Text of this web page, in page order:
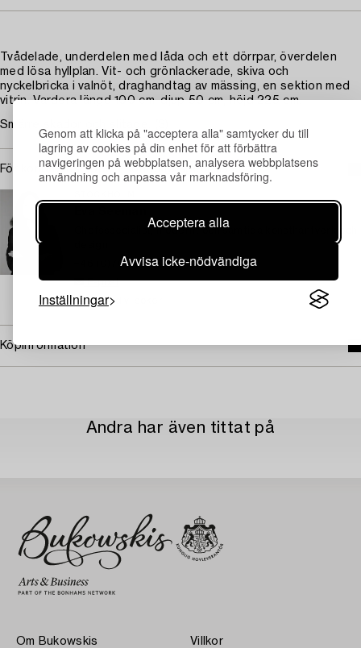
Genom att klicka på "acceptera alla" samtycker du till
lagring av cookies på din enhet för att förbättra
navigeringen på webbplatsen, analysera webbplatsens
användning och anpassa vår marknadsföring.
Acceptera alla
Avvisa icke-nödvändiga
Inställningar
Tvådelade, underdelen med låda och ett dörrpar, överdelen
med lösa hyllplan. Vit- och grönlackerade, skiva och
nyckelbricka i valnöt, draghandtag av mässing, en sektion med
vitrin. Vardera längd 100 cm, djup 50 cm, höjd 225 cm.
Smärre skador och slitage. (3)
För konditionsrapport kontakta specialist
Chefsspecialist, modernt och samtida konsthantverk och
+46 (0)708 92 19 69
E-post
→ Se vad vi söker
Köpinformation
Andra har även tittat på
Om Bukowskis Villkor